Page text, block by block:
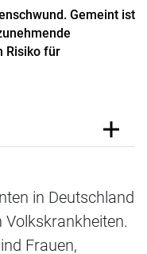
Gemeint ist
Risiko für
in Deutschland
Frauen,